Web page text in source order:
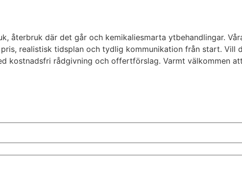
återbruk där det går och kemikaliesmarta ytbehandlingar.
realistisk tidsplan och tydlig kommunikation från start. Vill
kostnadsfri rådgivning och offertförslag. Varmt välkommen